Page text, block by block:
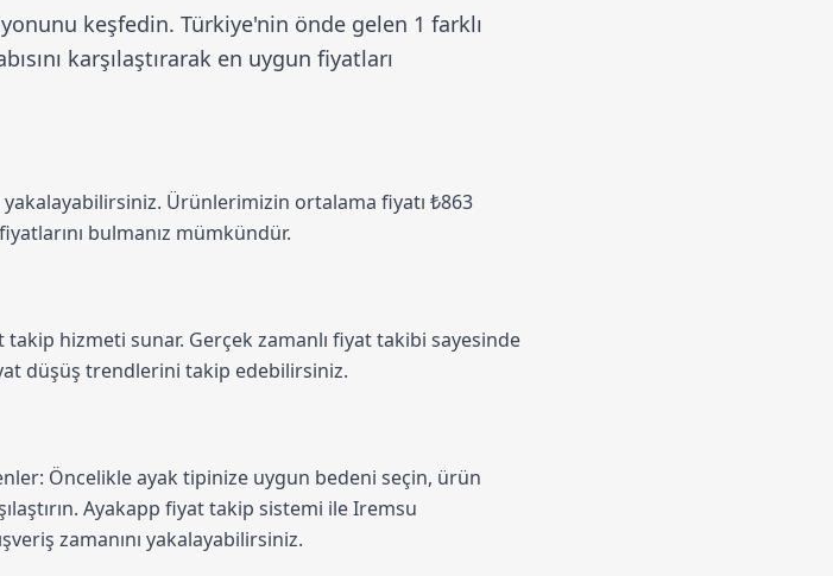
keşfedin. Türkiye'nin önde gelen 1 farklı
karşılaştırarak en uygun fiyatları
yakalayabilirsiniz. Ürünlerimizin ortalama fiyatı ₺863
bulmanız mümkündür.
takip hizmeti sunar. Gerçek zamanlı fiyat takibi sayesinde
düşüş trendlerini takip edebilirsiniz.
Öncelikle ayak tipinize uygun bedeni seçin, ürün
Ayakapp fiyat takip sistemi ile Iremsu
zamanını yakalayabilirsiniz.